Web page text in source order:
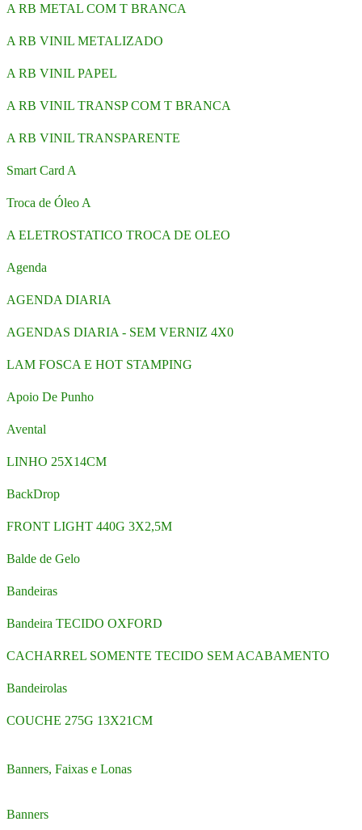
A RB METAL COM T BRANCA
A RB VINIL METALIZADO
A RB VINIL PAPEL
A RB VINIL TRANSP COM T BRANCA
A RB VINIL TRANSPARENTE
Smart Card A
Troca de Óleo A
A ELETROSTATICO TROCA DE OLEO
Agenda
AGENDA DIARIA
AGENDAS DIARIA - SEM VERNIZ 4X0
LAM FOSCA E HOT STAMPING
Apoio De Punho
Avental
LINHO 25X14CM
BackDrop
FRONT LIGHT 440G 3X2,5M
Balde de Gelo
Bandeiras
Bandeira TECIDO OXFORD
CACHARREL SOMENTE TECIDO SEM ACABAMENTO
Bandeirolas
COUCHE 275G 13X21CM
Banners, Faixas e Lonas
Banners